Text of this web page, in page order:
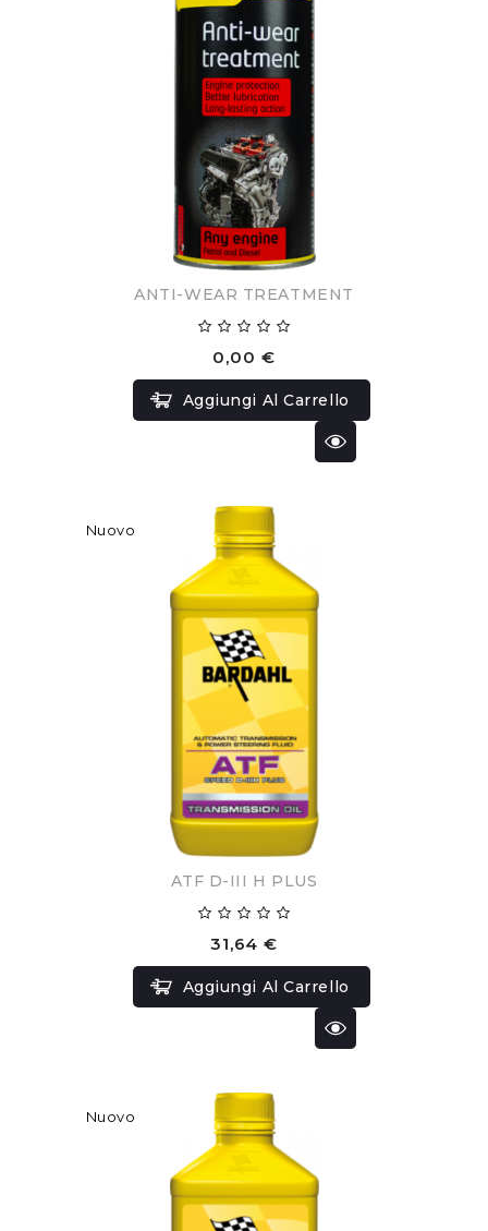
ANTI-WEAR TREATMENT
0,00 €
Aggiungi Al Carrello
Nuovo
ATF D-III H PLUS
31,64 €
Aggiungi Al Carrello
Nuovo